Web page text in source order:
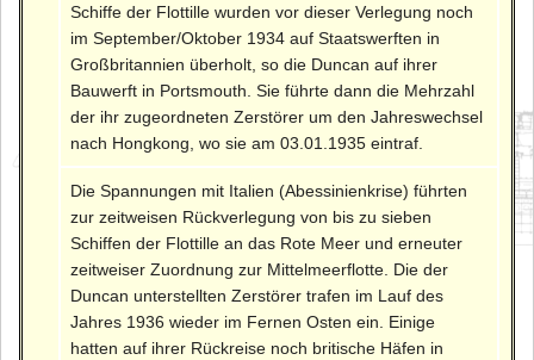
Schiffe der Flottille wurden vor dieser Verlegung noch
im September/Oktober 1934 auf Staatswerften in
Großbritannien überholt, so die Duncan auf ihrer
Bauwerft in Portsmouth. Sie führte dann die Mehrzahl
der ihr zugeordneten Zerstörer um den Jahreswechsel
nach Hongkong, wo sie am 03.01.1935 eintraf.
Die Spannungen mit Italien (Abessinienkrise) führten
zur zeitweisen Rückverlegung von bis zu sieben
Schiffen der Flottille an das Rote Meer und erneuter
zeitweiser Zuordnung zur Mittelmeerflotte. Die der
Duncan unterstellten Zerstörer trafen im Lauf des
Jahres 1936 wieder im Fernen Osten ein. Einige
hatten auf ihrer Rückreise noch britische Häfen in